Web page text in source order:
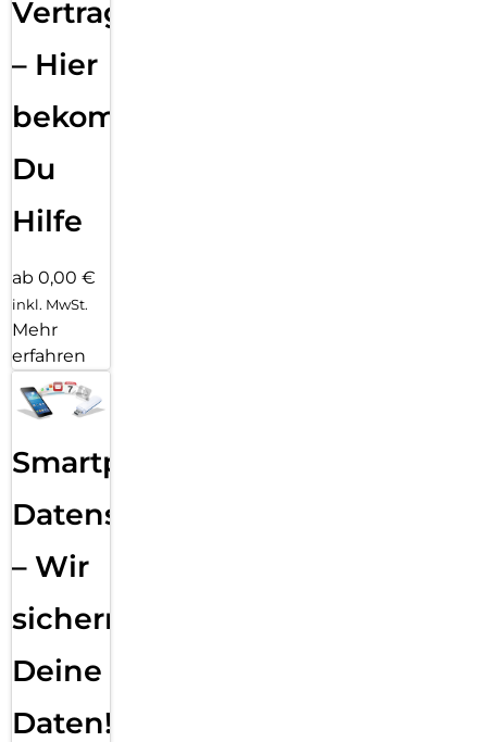
Vertragsabwicklung
– Hier
bekommst
Du
Hilfe
ab 0,00 €
inkl. MwSt.
Mehr
erfahren
Smartphone
Datensicherung
– Wir
sichern
Deine
Daten!